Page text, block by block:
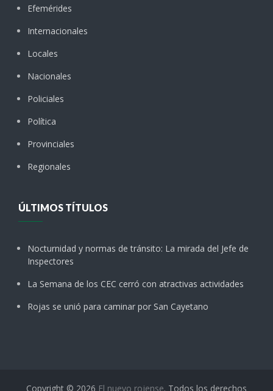
Efemérides
Internacionales
Locales
Nacionales
Policiales
Política
Provinciales
Regionales
ÚLTIMOS TÍTULOS
Nocturnidad y normas de tránsito: La mirada del Jefe de
Inspectores
La Semana de los CEC cerró con atractivas actividades
Rojas se unió para caminar por San Cayetano
Copyright © 2026 El nuevo rojense. Todos los derechos